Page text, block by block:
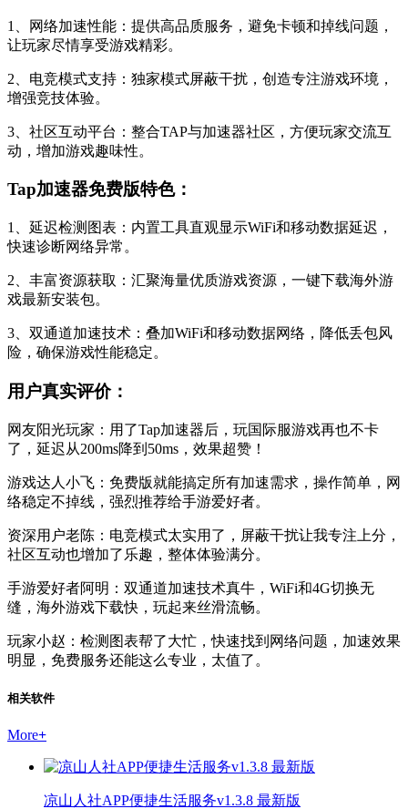
1、网络加速性能：提供高品质服务，避免卡顿和掉线问题，
让玩家尽情享受游戏精彩。
2、电竞模式支持：独家模式屏蔽干扰，创造专注游戏环境，
增强竞技体验。
3、社区互动平台：整合TAP与加速器社区，方便玩家交流互
动，增加游戏趣味性。
Tap加速器免费版特色：
1、延迟检测图表：内置工具直观显示WiFi和移动数据延迟，
快速诊断网络异常。
2、丰富资源获取：汇聚海量优质游戏资源，一键下载海外游
戏最新安装包。
3、双通道加速技术：叠加WiFi和移动数据网络，降低丢包风
险，确保游戏性能稳定。
用户真实评价：
网友阳光玩家：用了Tap加速器后，玩国际服游戏再也不卡
了，延迟从200ms降到50ms，效果超赞！
游戏达人小飞：免费版就能搞定所有加速需求，操作简单，网
络稳定不掉线，强烈推荐给手游爱好者。
资深用户老陈：电竞模式太实用了，屏蔽干扰让我专注上分，
社区互动也增加了乐趣，整体体验满分。
手游爱好者阿明：双通道加速技术真牛，WiFi和4G切换无
缝，海外游戏下载快，玩起来丝滑流畅。
玩家小赵：检测图表帮了大忙，快速找到网络问题，加速效果
明显，免费服务还能这么专业，太值了。
相关软件
More+
凉山人社APP便捷生活服务v1.3.8 最新版